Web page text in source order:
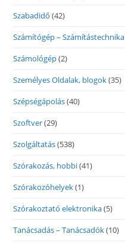
Szabadidő (42)
Számítógép – Számítástechnika
Számológép(2)
Személyes Oldalak, blogok(35)
Szépségápolás(40)
Szoftver(29)
Szolgáltatás(538)
Szórakozás, hobbi(41)
Szórakozóhelyek(1)
Szórakoztató elektronika(5)
Tanácsadás – Tanácsadók(10)